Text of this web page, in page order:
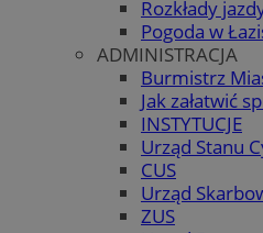
Rozkłady
Pogoda w
ADMINISTRACJA
Burmistrz
Jak załatwić
INSTYTUCJE
Urząd Stanu
CUS
Urząd
ZUS